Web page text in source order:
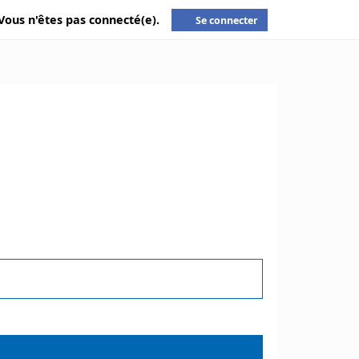
n'êtes pas connecté(e). Se connecter